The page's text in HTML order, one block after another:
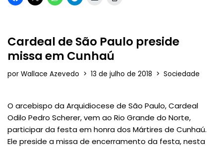
Cardeal de São Paulo preside
missa em Cunhaú
por Wallace Azevedo 13 de julho de 2018 Sociedade
O arcebispo da Arquidiocese de São Paulo, Cardeal
Odilo Pedro Scherer, vem ao Rio Grande do Norte,
participar da festa em honra dos Mártires de Cunhaú.
Ele preside a missa de encerramento da festa, nesta